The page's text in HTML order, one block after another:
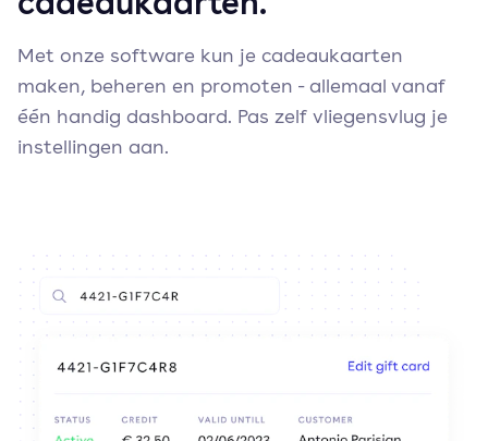
Met onze software kun je cadeaukaarten
maken, beheren en promoten - allemaal vanaf
één handig dashboard. Pas zelf vliegensvlug je
instellingen aan.